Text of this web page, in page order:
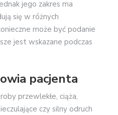
jego zakres ma
się w różnych
może być podanie
jest wskazane podczas
pacjenta
przewlekłe, ciąża,
czy silny odruch